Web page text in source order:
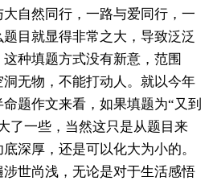
自然同行，一路与爱同行，一
目就显得非常之大，导致泛泛
种填题方式没有新意，范围
无物，不能打动人。就以今年
题作文来看，如果填题为“又到
了一些，当然这只是从题目来
深厚，还是可以化大为小的。
世尚浅，无论是对于生活感悟